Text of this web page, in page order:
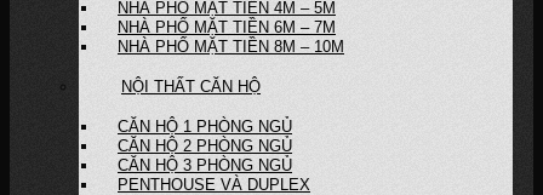
NHÀ PHỐ MẶT TIỀN 4M – 5M
NHÀ PHỐ MẶT TIỀN 6M – 7M
NHÀ PHỐ MẶT TIỀN 8M – 10M
NỘI THẤT CĂN HỘ
CĂN HỘ 1 PHÒNG NGỦ
CĂN HỘ 2 PHÒNG NGỦ
CĂN HỘ 3 PHÒNG NGỦ
PENTHOUSE VÀ DUPLEX